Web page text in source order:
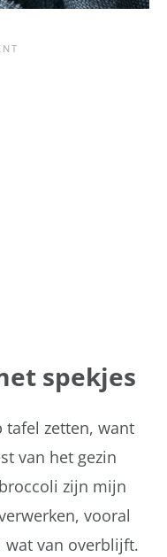
spekjes
tafel zetten, want
van het gezin
zijn mijn
vooral
van overblijft.